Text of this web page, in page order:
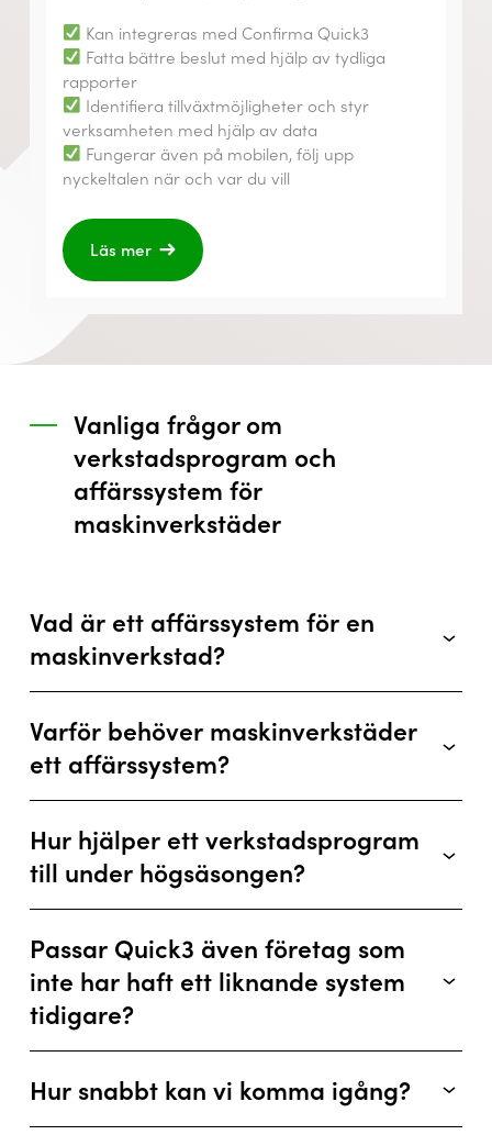
Kan integreras med Confirma Quick3
Fatta bättre beslut med hjälp av tydliga
rapporter
Identifiera tillväxtmöjligheter och styr
verksamheten med hjälp av data
Fungerar även på mobilen, följ upp
nyckeltalen när och var du vill
Läs mer
Vanliga frågor om
verkstadsprogram och
affärssystem för
maskinverkstäder
Vad är ett affärssystem för en
maskinverkstad?
Varför behöver maskinverkstäder
ett affärssystem?
Hur hjälper ett verkstadsprogram
till under högsäsongen?
Passar Quick3 även företag som
inte har haft ett liknande system
tidigare?
Hur snabbt kan vi komma igång?